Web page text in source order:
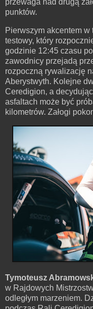
przewaga nad drugą
punktów.
Pierwszym akcentem
testowy, który
godzinie 12:45 czasu
zawodnicy przejadą
rozpoczną rywalizację
Aberystwyth. Kolejne
Ceredigion, a
asfaltach może być
kilometrów. Załogi
Tymoteusz
w Rajdowych
odległym marzeniem.